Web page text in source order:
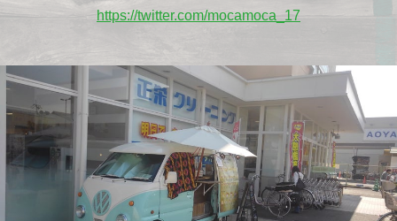
https://twitter.com/mocamoca_17